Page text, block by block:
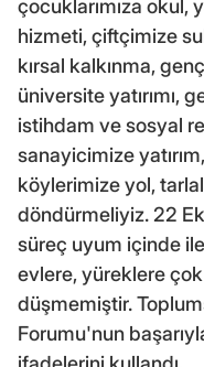
çocuklarımıza okul,
hizmeti, çiftçimize
kırsal kalkınma,
üniversite yatırımı,
istihdam ve sosyal
sanayicimize
köylerimize yol,
döndürmeliyiz. 22
süreç uyum içinde
evlere, yüreklere
düşmemiştir.
Forumu'nun